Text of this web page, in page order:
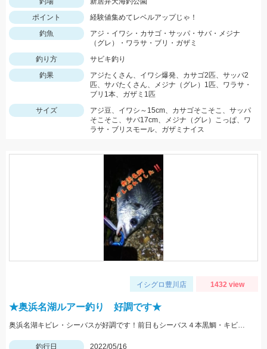
ポイント
経験値集めてレベルアップじゃ！
釣魚
アジ・イワシ・カサゴ・サッパ・サバ・メジナ
（グレ）・ワラサ・ブリ・ガザミ
釣り方
サビキ釣り
釣果
アジたくさん、イワシ爆発、カサゴ2匹、サッパ2
匹、サバたくさん、メジナ（グレ）1匹、ワラサ・
ブリ1本、ガザミ1匹
サイズ
アジ豆、イワシ～15cm、カサゴそこそこ、サッパ
そこそこ、サバ17cm、メジナ（グレ）こっぱ、ワ
ラサ・ブリスモール、ガザミナイス
イシグロ豊川店 1432 view
★奥浜名湖ルアー釣り 好調です★
奥浜名湖キビレ・シーバスが好調です！前日もシーバス４本黒鯛・キビレ２本と釣果がありました！
釣行日
2022/05/16